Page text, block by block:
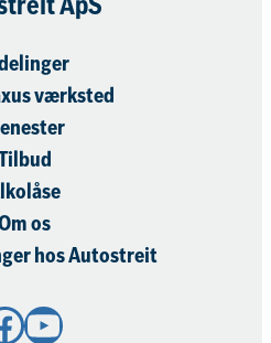
ApS
værksted
os
hos Autostreit
YouTube